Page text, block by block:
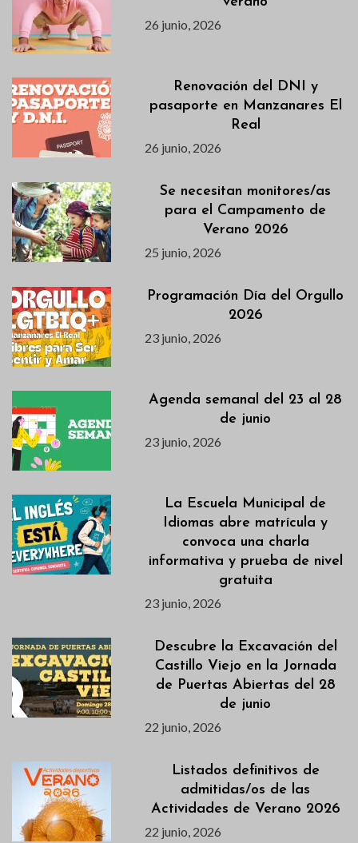
26 junio, 2026
Renovación del DNI y
pasaporte en Manzanares El
Real
26 junio, 2026
Se necesitan monitores/as
para el Campamento de
Verano 2026
25 junio, 2026
Programación Día del Orgullo
2026
23 junio, 2026
Agenda semanal del 23 al 28
de junio
23 junio, 2026
La Escuela Municipal de
Idiomas abre matrícula y
convoca una charla
informativa y prueba de nivel
gratuita
23 junio, 2026
Descubre la Excavación del
Castillo Viejo en la Jornada
de Puertas Abiertas del 28
de junio
22 junio, 2026
Listados definitivos de
admitidas/os de las
Actividades de Verano 2026
22 junio, 2026